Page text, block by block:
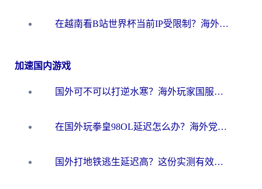
在越南看B站世界杯当前IP受限制？海外党体育观赛终极指南来了
加速国内游戏
国外可不可以打逆水寒？海外玩家国服畅玩终极指南（附漫威荒野乱斗加速方案）
在国外玩拳皇98OL延迟怎么办？海外党亲测有效的低延迟指南
国外打地铁逃生延迟高？这份实测有效的低延迟指南帮你吃鸡